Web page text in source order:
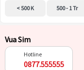
< 500 K 500 - 1 Tr
Vua Sim
Hotline
0877.555555